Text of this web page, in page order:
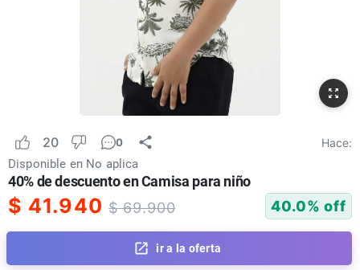
20 0 Hace:
Disponible en No aplica
40% de descuento en Camisa para niño
$ 41.940 $69.900 40.0% off
ir a la oferta